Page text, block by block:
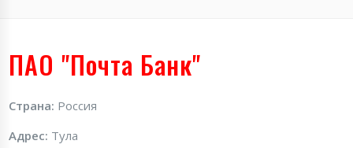
ПАО "Почта Банк"
Страна: Россия
Адрес: Тула